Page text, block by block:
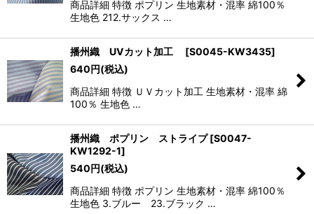
商品詳細 特徴 ポプリン 生地素材・混率 綿100％
生地色 212.サックス …
播州織 UVカット加工 [S0045-KW3435]
640円(税込)
商品詳細 特徴 ＵＶカット加工 生地素材・混率 綿
100％ 生地色 …
播州織 ポプリン ストライプ [S0047-
KW1292-1]
540円(税込)
商品詳細 特徴 ポプリン 生地素材・混率 綿100％
生地色 3.ブルー 23.ブラック …